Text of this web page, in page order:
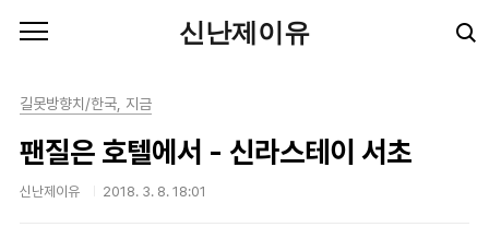
신난제이유
길못방향치/한국, 지금
팬질은 호텔에서 - 신라스테이 서초
신난제이유 2018. 3. 8. 18:01